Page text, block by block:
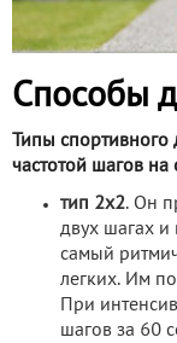
Способы
Типы
частотой шагов
тип 2х2. Он
двух шагах
самый
легких. Им
При
шагов за 60